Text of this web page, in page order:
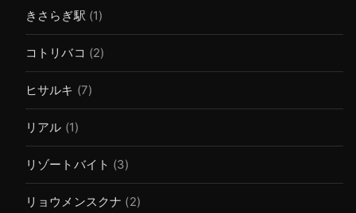
きさらぎ駅 (1)
コトリバコ (2)
ヒサルキ (7)
リアル (1)
リゾートバイト (3)
リョウメンスクナ (2)